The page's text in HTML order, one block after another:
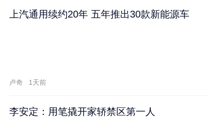
上汽通用续约20年 五年推出30款新能源车
卢奇 1天前
李安定：用笔撬开家轿禁区第一人